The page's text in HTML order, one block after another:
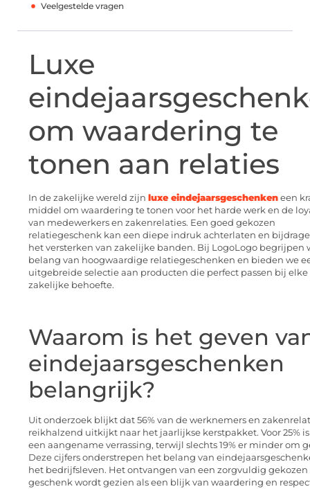
Veelgestelde vragen
Luxe
om waardering te
tonen aan relaties
In de zakelijke wereld zijn luxe eindejaarsgeschenken een
middel om waardering te tonen voor het harde werk en de
van medewerkers en zakenrelaties. Een goed gekozen
relatiegeschenk kan een diepe indruk achterlaten en
het versterken van zakelijke banden. Bij LogoLogo begrijpen
belang van hoogwaardige relatiegeschenken en bieden we
uitgebreide selectie aan producten die perfect passen bij elke
zakelijke behoefte.
Waarom is het geven
eindejaarsgeschenken
belangrijk?
Uit onderzoek blijkt dat 56% van de werknemers en
reikhalzend uitkijkt naar het jaarlijkse kerstpakket. Voor 25%
een aangename verrassing, terwijl slechts 19% er minder om
Deze cijfers onderstrepen het belang van
het bedrijfsleven. Het ontvangen van een zorgvuldig gekozen
geschenk wordt gezien als een blijk van waardering en